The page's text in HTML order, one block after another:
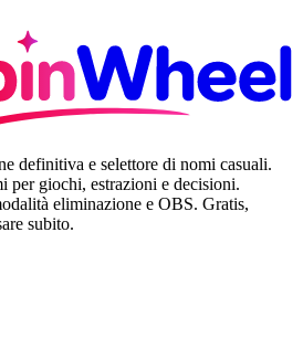
definitiva e selettore di nomi casuali.
per giochi, estrazioni e decisioni.
eliminazione e OBS. Gratis,
subito.